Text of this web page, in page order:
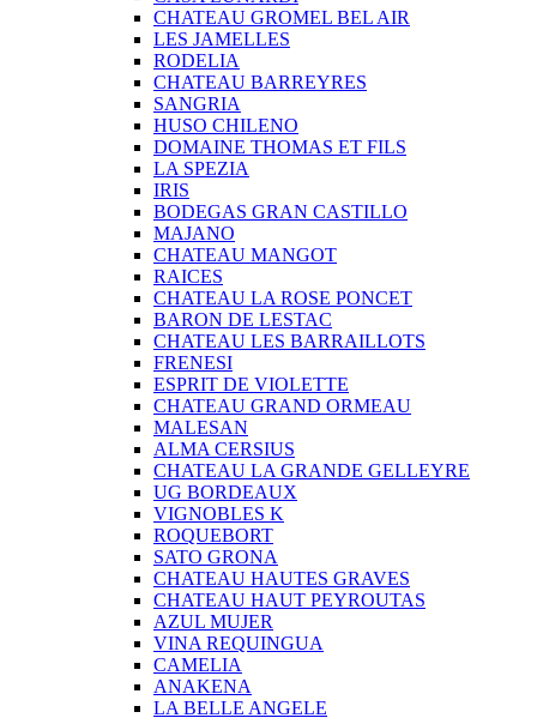
CHATEAU GROMEL BEL AIR
LES JAMELLES
RODELIA
CHATEAU BARREYRES
SANGRIA
HUSO CHILENO
DOMAINE THOMAS ET FILS
LA SPEZIA
IRIS
BODEGAS GRAN CASTILLO
MAJANO
CHATEAU MANGOT
RAICES
CHATEAU LA ROSE PONCET
BARON DE LESTAC
CHATEAU LES BARRAILLOTS
FRENESI
ESPRIT DE VIOLETTE
CHATEAU GRAND ORMEAU
MALESAN
ALMA CERSIUS
CHATEAU LA GRANDE GELLEYRE
UG BORDEAUX
VIGNOBLES K
ROQUEBORT
SATO GRONA
CHATEAU HAUTES GRAVES
CHATEAU HAUT PEYROUTAS
AZUL MUJER
VINA REQUINGUA
CAMELIA
ANAKENA
LA BELLE ANGELE